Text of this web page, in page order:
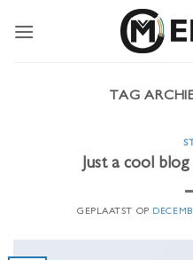
naar
TAG
Just a cool
GEPLAATST OP